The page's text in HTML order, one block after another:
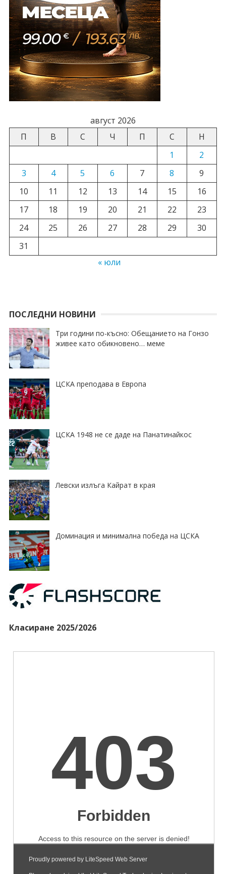
август 2026
П
В С Ч П С
Н
1
2
3
4 5 6 7 8
9
10
11 12 13 14 15
16
17
18 19 20 21 22
23
24
25 26 27 28 29
30
31
« юли
ПОСЛЕДНИ НОВИНИ
Три години по-късно: Обещанието на Гонзо
живее като обикновено… меме
ЦСКА преподава в Европа
ЦСКА 1948 не се даде на Панатинайкос
Левски излъга Кайрат в края
Доминация и минимална победа на ЦСКА
Класиране 2025/2026